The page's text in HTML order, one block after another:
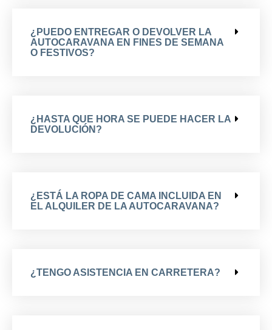
¿PUEDO ENTREGAR O DEVOLVER LA
AUTOCARAVANA EN FINES DE SEMANA
O FESTIVOS?
¿HASTA QUE HORA SE PUEDE HACER LA
DEVOLUCIÓN?
¿ESTÁ LA ROPA DE CAMA INCLUIDA EN
EL ALQUILER DE LA AUTOCARAVANA?
¿TENGO ASISTENCIA EN CARRETERA?